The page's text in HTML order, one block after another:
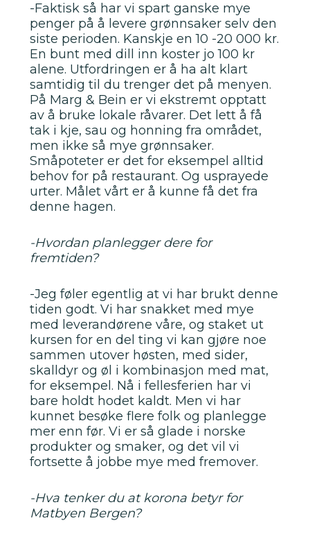
-Faktisk så har vi spart ganske mye
penger på å levere grønnsaker selv den
siste perioden. Kanskje en 10 -20 000 kr.
En bunt med dill inn koster jo 100 kr
alene. Utfordringen er å ha alt klart
samtidig til du trenger det på menyen.
På Marg & Bein er vi ekstremt opptatt
av å bruke lokale råvarer. Det lett å få
tak i kje, sau og honning fra området,
men ikke så mye grønnsaker.
Småpoteter er det for eksempel alltid
behov for på restaurant. Og usprayede
urter. Målet vårt er å kunne få det fra
denne hagen.
-Hvordan planlegger dere for
fremtiden?
-Jeg føler egentlig at vi har brukt denne
tiden godt. Vi har snakket med mye
med leverandørene våre, og staket ut
kursen for en del ting vi kan gjøre noe
sammen utover høsten, med sider,
skalldyr og øl i kombinasjon med mat,
for eksempel. Nå i fellesferien har vi
bare holdt hodet kaldt. Men vi har
kunnet besøke flere folk og planlegge
mer enn før. Vi er så glade i norske
produkter og smaker, og det vil vi
fortsette å jobbe mye med fremover.
-Hva tenker du at korona betyr for
Matbyen Bergen?